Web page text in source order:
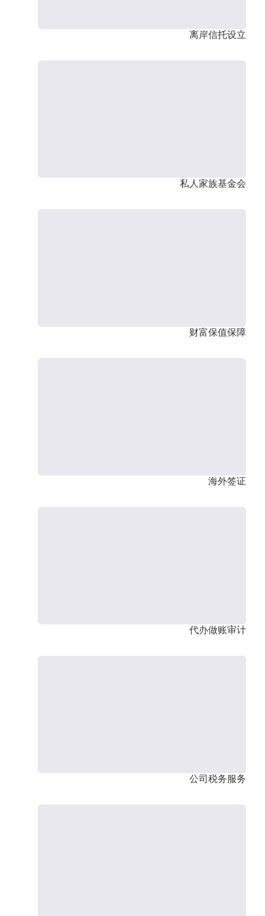
离岸信托设立
私人家族基金会
财富保值保障
海外签证
代办做账审计
公司税务服务